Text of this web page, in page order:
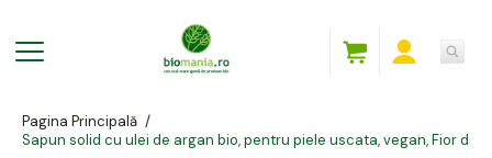
Pagina Principală /
Sapun solid cu ulei de argan bio, pentru piele uscata, vegan, Fior di